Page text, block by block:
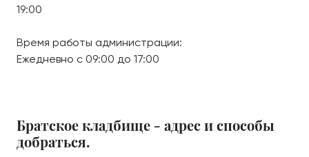
19:00
Время работы администрации:
Ежедневно с 09:00 до 17:00
Братское кладбище - адрес и способы
добраться.